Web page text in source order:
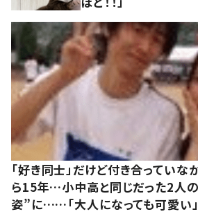
「好き同士」だけど付き合っていな
ら15年…小中高と同じだった2人
姿”に……「大人になっても可愛い」